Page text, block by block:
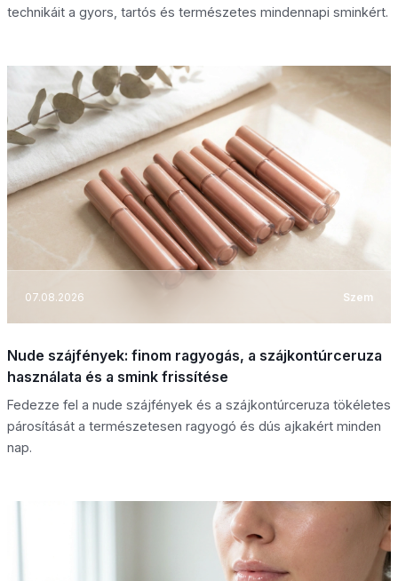
technikáit a gyors, tartós és természetes mindennapi sminkért.
07.08.2026 Szem
Nude szájfények: finom ragyogás, a szájkontúrceruza
használata és a smink frissítése
Fedezze fel a nude szájfények és a szájkontúrceruza tökéletes
párosítását a természetesen ragyogó és dús ajkakért minden
nap.